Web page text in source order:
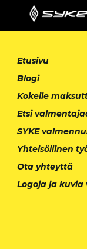
Etusivu
Blogi
Kokeile
Etsi
SYKE
Yhteisöllinen
Ota yhteyttä
Logoja ja kuvia